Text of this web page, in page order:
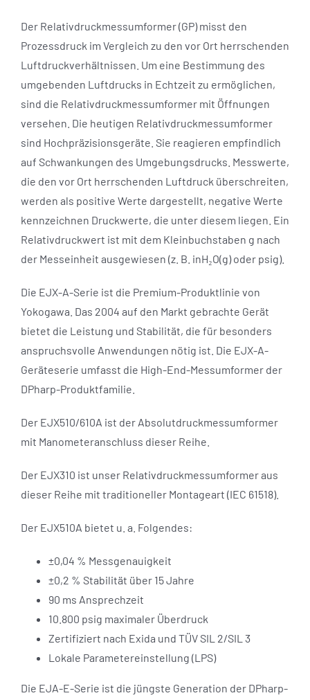
Der Relativdruckmessumformer (GP) misst den
Prozessdruck im Vergleich zu den vor Ort herrschenden
Luftdruckverhältnissen. Um eine Bestimmung des
umgebenden Luftdrucks in Echtzeit zu ermöglichen,
sind die Relativdruckmessumformer mit Öffnungen
versehen. Die heutigen Relativdruckmessumformer
sind Hochpräzisionsgeräte. Sie reagieren empfindlich
auf Schwankungen des Umgebungsdrucks. Messwerte,
die den vor Ort herrschenden Luftdruck überschreiten,
werden als positive Werte dargestellt, negative Werte
kennzeichnen Druckwerte, die unter diesem liegen. Ein
Relativdruckwert ist mit dem Kleinbuchstaben g nach
der Messeinheit ausgewiesen (z. B. inH₂O(g) oder psig).
Die EJX-A-Serie ist die Premium-Produktlinie von
Yokogawa. Das 2004 auf den Markt gebrachte Gerät
bietet die Leistung und Stabilität, die für besonders
anspruchsvolle Anwendungen nötig ist. Die EJX-A-
Geräteserie umfasst die High-End-Messumformer der
DPharp-Produktfamilie.
Der EJX510/610A ist der Absolutdruckmessumformer
mit Manometeranschluss dieser Reihe.
Der EJX310 ist unser Relativdruckmessumformer aus
dieser Reihe mit traditioneller Montageart (IEC 61518).
Der EJX510A bietet u. a. Folgendes:
±0,04 % Messgenauigkeit
±0,2 % Stabilität über 15 Jahre
90 ms Ansprechzeit
10.800 psig maximaler Überdruck
Zertifiziert nach Exida und TÜV SIL 2/SIL 3
Lokale Parametereinstellung (LPS)
Die EJA-E-Serie ist die jüngste Generation der DPharp-